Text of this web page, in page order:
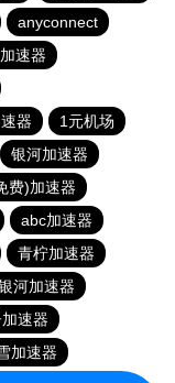
anyconnect
速器
器
1元机场
银河加速器
费)加速器
abc加速器
青柠加速器
河加速器
速器
加速器